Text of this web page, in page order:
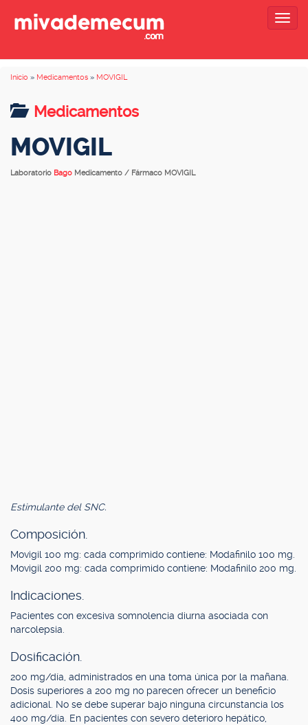
Inicio » Medicamentos » MOVIGIL
Medicamentos
MOVIGIL
Laboratorio Bago Medicamento / Fármaco MOVIGIL
Estimulante del SNC.
Composición.
Movigil 100 mg: cada comprimido contiene: Modafinilo 100 mg.
Movigil 200 mg: cada comprimido contiene: Modafinilo 200 mg.
Indicaciones.
Pacientes con excesiva somnolencia diurna asociada con
narcolepsia.
Dosificación.
200 mg/día, administrados en una toma única por la mañana.
Dosis superiores a 200 mg no parecen ofrecer un beneficio
adicional. No se debe superar bajo ninguna circunstancia los
400 mg/día. En pacientes con severo deterioro hepático,